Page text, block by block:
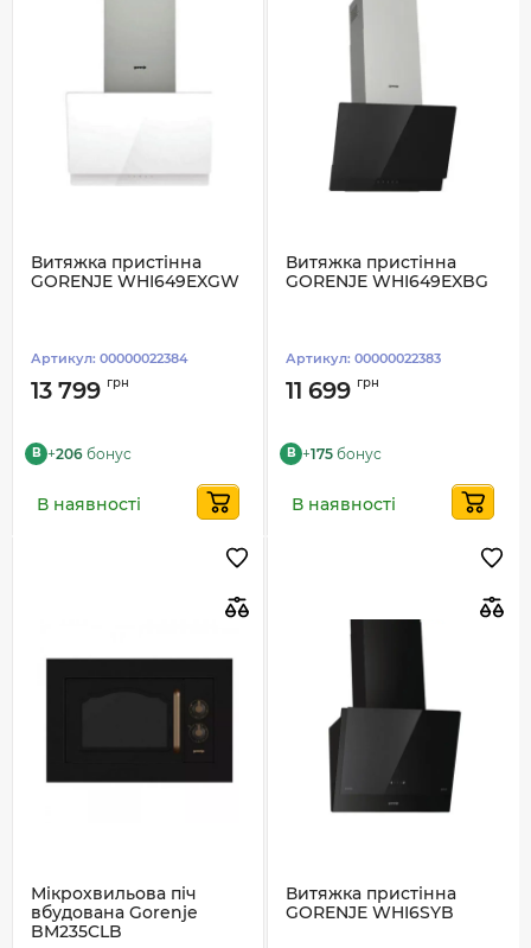
Витяжка пристінна
GORENJE WHI649EXGW
Артикул: 00000022384
13 799 грн
B +206 бонус
В наявності
Витяжка пристінна
GORENJE WHI649EXBG
Артикул: 00000022383
11 699 грн
B +175 бонус
В наявності
Мікрохвильова піч
вбудована Gorenje
BM235CLB
Витяжка пристінна
GORENJE WHI6SYB